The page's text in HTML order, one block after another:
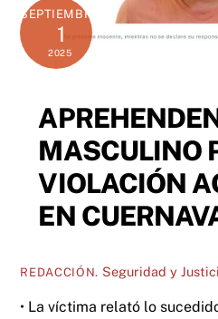
SEPTIEMBRE
1
2025
MASCULINO
VIOLACIÓN
EN
REDACCIÓN. Seguridad y
• La víctima relató lo